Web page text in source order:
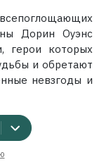
Дорин Оуэнс
герои которых
и обретают
невзгоды и